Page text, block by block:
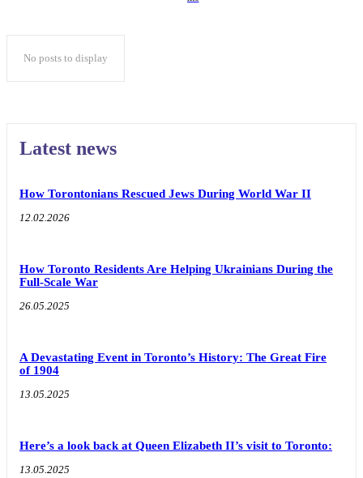
No posts to display
Latest news
How Torontonians Rescued Jews During World War II
12.02.2026
How Toronto Residents Are Helping Ukrainians During the
Full-Scale War
26.05.2025
A Devastating Event in Toronto’s History: The Great Fire
of 1904
13.05.2025
Here’s a look back at Queen Elizabeth II’s visit to Toronto:
13.05.2025